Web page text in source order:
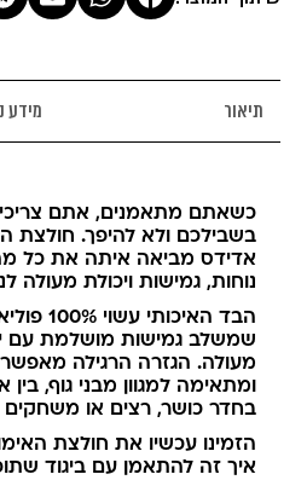
תיאור מידע
כשאתם מתאמנים, אתם
בשבילכם ולא להיפך. חולצת
אדידס מביאה איתה את כל
נוחות, גמישות ויכולת מעולה
הבד
שמשלב גמישות מושלמת עם
מעולה. הגזרה הרגילה
ומתאימה למגוון מבני גוף,
בחדר כושר, רצים או משחקים
הזמינו עכשיו את חולצת
איך זה להתאמן עם ביגוד